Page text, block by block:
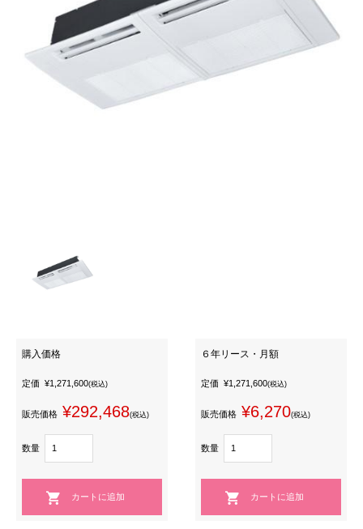
購入価格
定価 ¥1,271,600(税込)
販売価格 ¥292,468(税込)
数量
６年リース・月額
定価 ¥1,271,600(税込)
販売価格 ¥6,270(税込)
数量